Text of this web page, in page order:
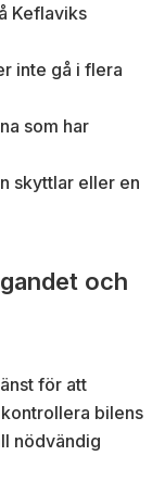
Keflaviks
inte gå i flera
som har
skyttlar eller en
och
för att
bilens
nödvändig